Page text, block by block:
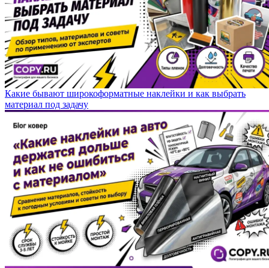
Какие бывают широкоформатные наклейки и как выбрать
материал под задачу